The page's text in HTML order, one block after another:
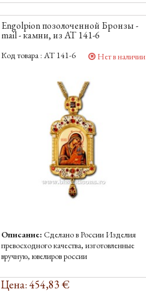
Engolpion позолоченной Бронзы -
mail - камни, из AT 141-6
Код товара : AT 141-6 Нет в наличии
Описание:Сделано в России Изделия
превосходного качества, изготовленные
вручную, ювелиров россии
Цена: 454,83 €